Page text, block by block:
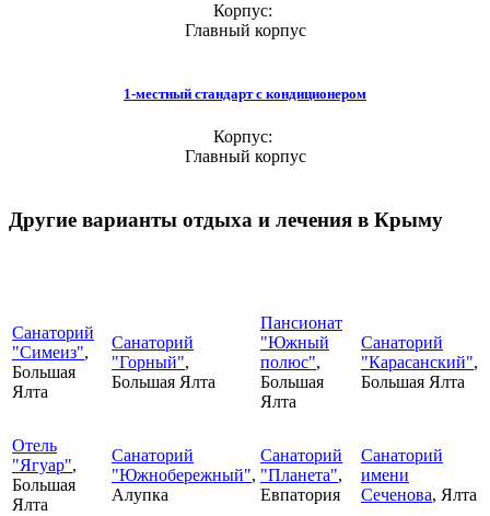
Корпус:
Главный корпус
1-местный стандарт с кондиционером
Корпус:
Главный корпус
Другие варианты отдыха и лечения в Крыму
Санаторий
"Симеиз",
Большая
Ялта
Санаторий
"Горный",
Большая Ялта
Пансионат
"Южный
полюс",
Большая
Ялта
Санаторий
"Карасанский",
Большая Ялта
Отель
"Ягуар",
Большая
Ялта
Санаторий
"Южнобережный",
Алупка
Санаторий
"Планета",
Евпатория
Санаторий
имени
Сеченова, Ялта